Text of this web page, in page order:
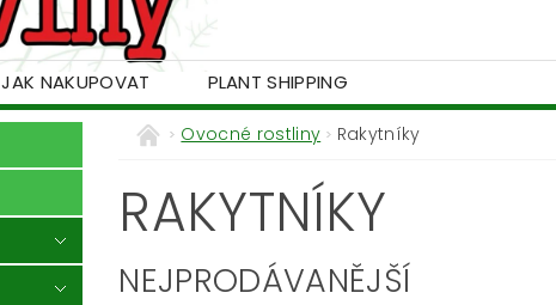
JAK NAKUPOVAT PLANT SHIPPING
Ovocné rostliny Rakytníky
RAKYTNÍKY
NEJPRODÁVANĚJŠÍ